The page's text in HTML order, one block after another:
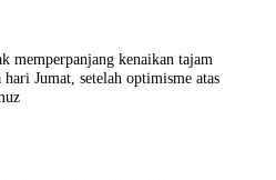
memperpanjang kenaikan tajam
Jumat, setelah optimisme atas